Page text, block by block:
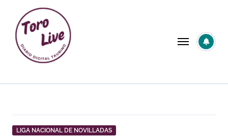
contenido
LIGA NACIONAL DE NOVILLADAS